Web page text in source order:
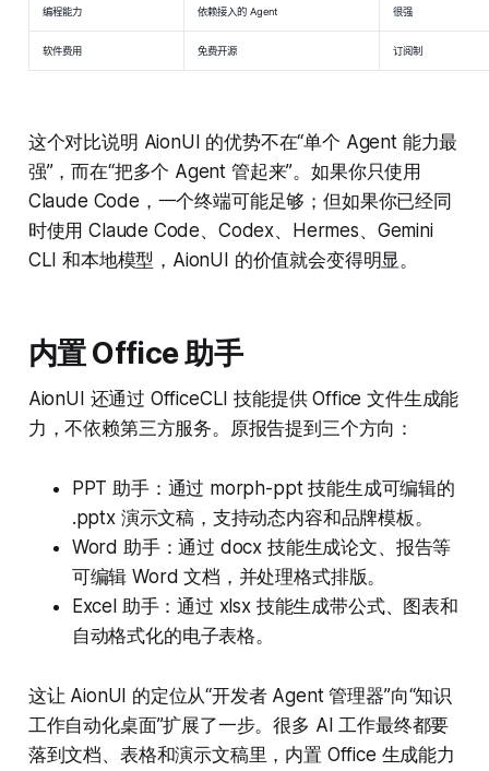
编程能力 依赖接入的 Agent 很强
软件费用 免费开源 订阅制
这个对比说明 AionUI 的优势不在“单个 Agent 能力最
强”，而在“把多个 Agent 管起来”。如果你只使用
Claude Code，一个终端可能足够；但如果你已经同
时使用 Claude Code、Codex、Hermes、Gemini
CLI 和本地模型，AionUI 的价值就会变得明显。
内置 Office 助手
AionUI 还通过 OfficeCLI 技能提供 Office 文件生成能
力，不依赖第三方服务。原报告提到三个方向：
PPT 助手：通过 morph-ppt 技能生成可编辑的
.pptx 演示文稿，支持动态内容和品牌模板。
Word 助手：通过 docx 技能生成论文、报告等
可编辑 Word 文档，并处理格式排版。
Excel 助手：通过 xlsx 技能生成带公式、图表和
自动格式化的电子表格。
这让 AionUI 的定位从“开发者 Agent 管理器”向“知识
工作自动化桌面”扩展了一步。很多 AI 工作最终都要
落到文档、表格和演示文稿里，内置 Office 生成能力